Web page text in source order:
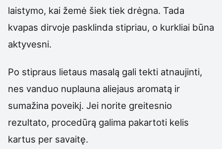
laistymo, kai žemė šiek tiek drėgna. Tada
kvapas dirvoje pasklinda stipriau, o kurkliai būna
aktyvesni.
Po stipraus lietaus masalą gali tekti atnaujinti,
nes vanduo nuplauna aliejaus aromatą ir
sumažina poveikį. Jei norite greitesnio
rezultato, procedūrą galima pakartoti kelis
kartus per savaitę.